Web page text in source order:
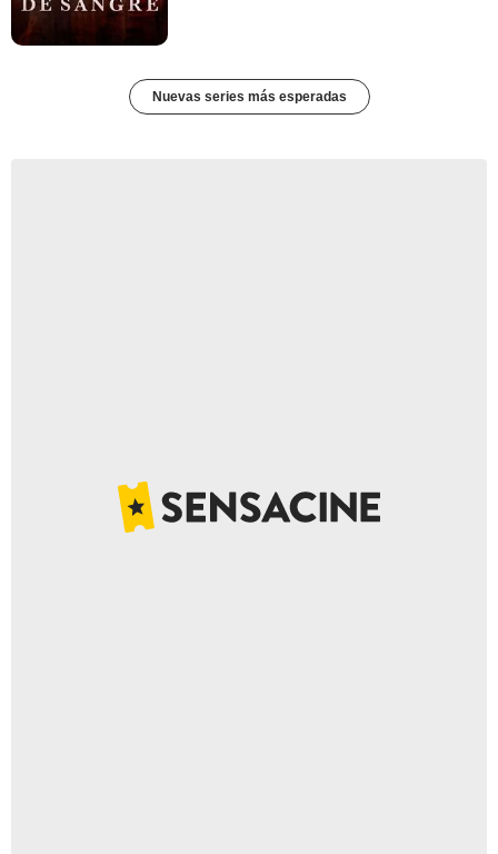
Nuevas series más esperadas